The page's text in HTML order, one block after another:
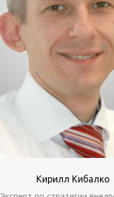
Кирилл Кибалко